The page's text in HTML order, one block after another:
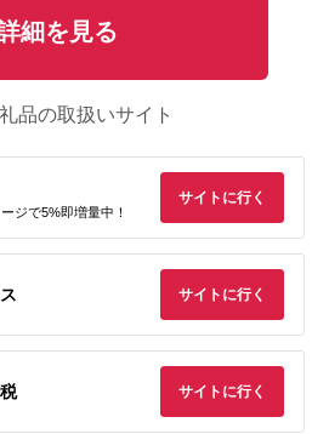
細を見る
品の取扱いサイト
ジで5%即増量中！
サイトに行く
サイトに行く
サイトに行く